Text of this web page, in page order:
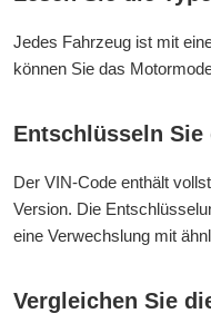
Jedes Fahrzeug ist mit
können Sie das
Entschlüsseln Sie
Der VIN-Code enthält
Version. Die
eine Verwechslung mit
Vergleichen Sie